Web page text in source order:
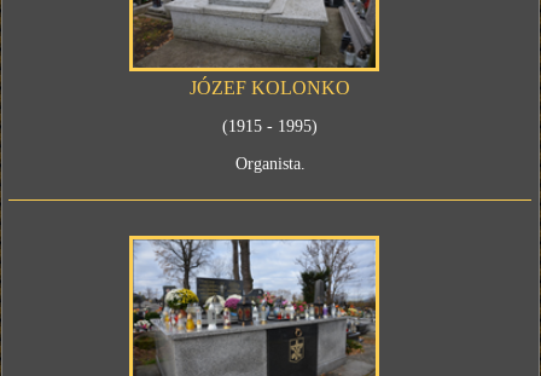
JÓZEF KOLONKO
(1915 - 1995)
Organista.